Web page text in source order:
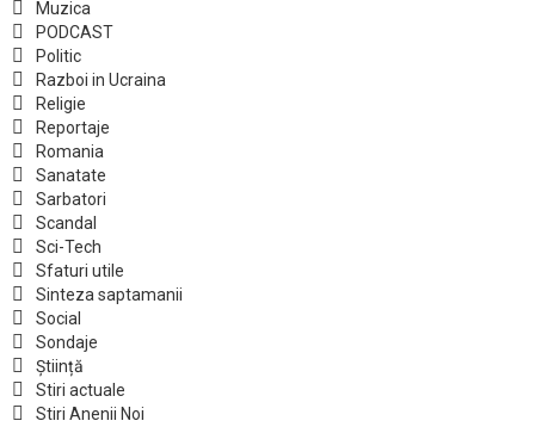
Muzica
PODCAST
Politic
Razboi in Ucraina
Religie
Reportaje
Romania
Sanatate
Sarbatori
Scandal
Sci-Tech
Sfaturi utile
Sinteza saptamanii
Social
Sondaje
Știință
Stiri actuale
Stiri Anenii Noi